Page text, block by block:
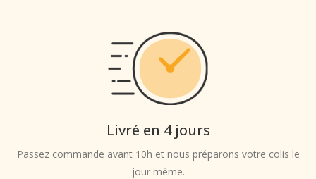
Livré en 4 jours
Passez commande avant 10h et nous préparons votre colis le
jour même.